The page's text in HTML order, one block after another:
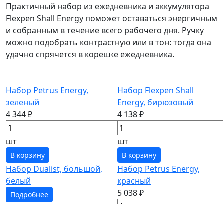
Практичный набор из ежедневника и аккумулятора
Flexpen Shall Energy поможет оставаться энергичным
и собранным в течение всего рабочего дня. Ручку
можно подобрать контрастную или в тон: тогда она
удачно спрячется в корешке ежедневника.
Набор Petrus Energy,
зеленый
4 344 ₽
шт
В корзину
Набор Flexpen Shall
Energy, бирюзовый
4 138 ₽
шт
В корзину
Набор Dualist, большой,
белый
Подробнее
Набор Petrus Energy,
красный
5 038 ₽